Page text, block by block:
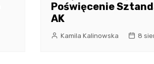
Poświęcenie
AK
Kamila Kalinowska 8